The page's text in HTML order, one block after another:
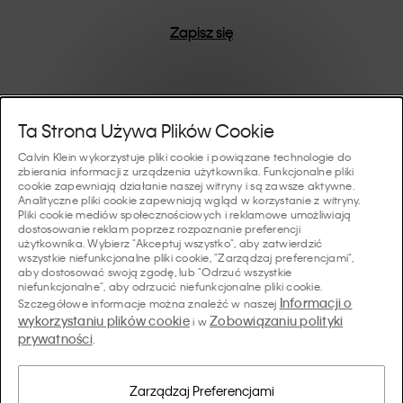
Zapisz się
Pomoc I Wsparcie
FAQ
Status zamówienia
Zamówienia i Dostawa
Zwroty i Zwroty Pieniędzy
Płatności
Tabela Rozmiarów
Kolekcje
#MYCALVINS
Calvin Klein Collection
Calvin Klein Underwear
Calvin Klein Sport
Wskazówki I Poradniki
Przewodnik po bieliźnie damskiej
Przewodnik po bieliźnie męskiej
Przewodnik po krojach jeansów damskich
O Nas
O Marce Calvin Klein
Dane Firmy
Język/ Kraj
Ta Strona Używa Plików Cookie
Calvin Klein wykorzystuje pliki cookie i powiązane technologie do
zbierania informacji z urządzenia użytkownika. Funkcjonalne pliki
cookie zapewniają działanie naszej witryny i są zawsze aktywne.
Analityczne pliki cookie zapewniają wgląd w korzystanie z witryny.
Pliki cookie mediów społecznościowych i reklamowe umożliwiają
dostosowanie reklam poprzez rozpoznanie preferencji
użytkownika. Wybierz "Akceptuj wszystko", aby zatwierdzić
wszystkie niefunkcjonalne pliki cookie, "Zarządzaj preferencjami",
aby dostosować swoją zgodę, lub "Odrzuć wszystkie
niefunkcjonalne", aby odrzucić niefunkcjonalne pliki cookie.
Szczegółowe informacje można znaleźć w naszej Informacji o
wykorzystaniu plików cookiei wZobowiązaniu polityki
prywatności.
Zarządzaj Preferencjami